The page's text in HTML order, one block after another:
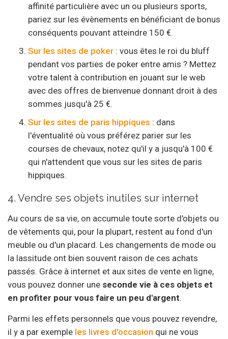
affinité particulière avec un ou plusieurs sports,
pariez sur les évènements en bénéficiant de bonus
conséquents pouvant atteindre 150 €.
Sur les sites de poker : vous êtes le roi du bluff
pendant vos parties de poker entre amis ? Mettez
votre talent à contribution en jouant sur le web
avec des offres de bienvenue donnant droit à des
sommes jusqu'à 25 €.
Sur les sites de paris hippiques : dans
l'éventualité où vous préférez parier sur les
courses de chevaux, notez qu'il y a jusqu'à 100 €
qui n'attendent que vous sur les sites de paris
hippiques.
4. Vendre ses objets inutiles sur internet
Au cours de sa vie, on accumule toute sorte d'objets ou
de vêtements qui, pour la plupart, restent au fond d'un
meuble ou d'un placard. Les changements de mode ou
la lassitude ont bien souvent raison de ces achats
passés. Grâce à internet et aux sites de vente en ligne,
vous pouvez donner une seconde vie à ces objets et
en profiter pour vous faire un peu d'argent.
Parmi les effets personnels que vous pouvez revendre,
il y a par exemple les livres d'occasion qui ne vous